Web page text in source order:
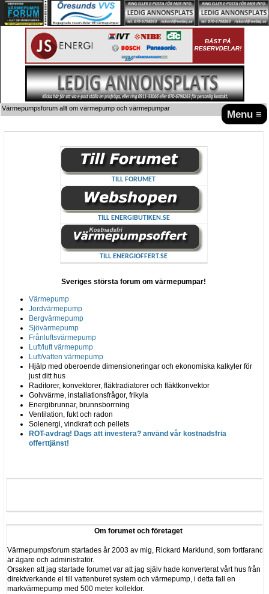
Menu ≡
Värmepumpsforum allt om värmepump och värmepumpar
TILL FORUMET
TILL ENERGIBUTIKEN.SE
TILL ENERGIOFFERT.SE
Sveriges största forum om värmepumpar!
Värmepump
Jordvärmepump
Bergvärmepump
Sjövärmepump
Frånluftsvärmepump
Luft/luft värmepump
Luft/vatten värmepump
Hjälp med oberoende dimensioneringar och ekonomiska kalkyler för
just ditt hus
Raditorer, konvektorer, fläktradiatorer och fläktkonvektor
Golvvärme, installationsfrågor, frikyla
Energibrunnar, brunnsborrning
Ventilation, fukt och radon
Solenergi, vindkraft och pellets
ROT-avdrag! Dags att investera? använd vår kostnadsfria
offerttjänst!
Om forumet och företaget
Värmepumpsforum startades år 2003 av mig, Rickard Marklund, som fortfarande
är ägare och administratör.
Orsaken att jag startade forumet var att jag själv hade konverterat vårt hus från
direktverkande el till vattenburet system och värmepump, i detta fall en
markvärmepump med 500 meter kollektor.